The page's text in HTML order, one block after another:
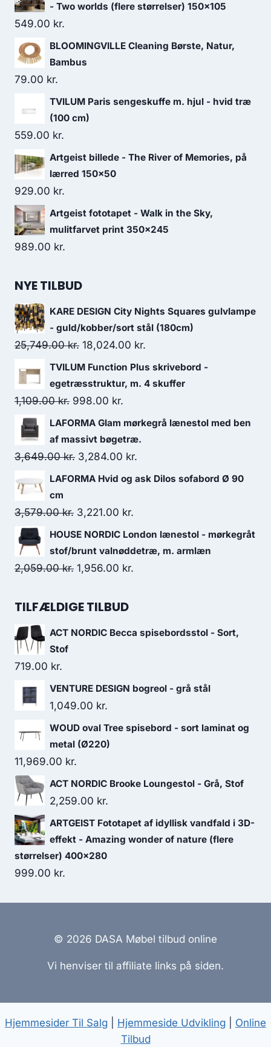
- Two worlds (flere størrelser) 150x105
549.00 kr.
BLOOMINGVILLE Cleaning Børste, Natur,
Bambus
79.00 kr.
TVILUM Paris sengeskuffe m. hjul - hvid træ
(100 cm)
559.00 kr.
Artgeist billede - The River of Memories, på
lærred 150x50
929.00 kr.
Artgeist fototapet - Walk in the Sky,
mulitfarvet print 350x245
989.00 kr.
NYE TILBUD
KARE DESIGN City Nights Squares gulvlampe
- guld/kobber/sort stål (180cm)
25,749.00kr. 18,024.00 kr.
TVILUM Function Plus skrivebord -
egetræsstruktur, m. 4 skuffer
1,109.00kr. 998.00 kr.
LAFORMA Glam mørkegrå lænestol med ben
af massivt bøgetræ.
3,649.00kr. 3,284.00 kr.
LAFORMA Hvid og ask Dilos sofabord Ø 90
cm
3,579.00kr. 3,221.00 kr.
HOUSE NORDIC London lænestol - mørkegråt
stof/brunt valnøddetræ, m. armlæn
2,059.00kr. 1,956.00 kr.
TILFÆLDIGE TILBUD
ACT NORDIC Becca spisebordsstol - Sort,
Stof
719.00 kr.
VENTURE DESIGN bogreol - grå stål
1,049.00 kr.
WOUD oval Tree spisebord - sort laminat og
metal (Ø220)
11,969.00 kr.
ACT NORDIC Brooke Loungestol - Grå, Stof
2,259.00 kr.
ARTGEIST Fototapet af idyllisk vandfald i 3D-
effekt - Amazing wonder of nature (flere
størrelser) 400x280
999.00 kr.
© 2026 DASA Møbel tilbud online
Vi henviser til affiliate links på siden.
Hjemmesider Til Salg Hjemmeside Udvikling
Online
Tilbud